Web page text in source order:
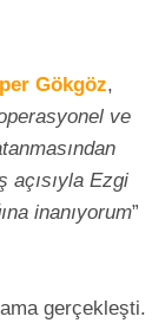
Gökgöz,
ve
açısıyla Ezgi
inanıyorum”
gerçekleşti.